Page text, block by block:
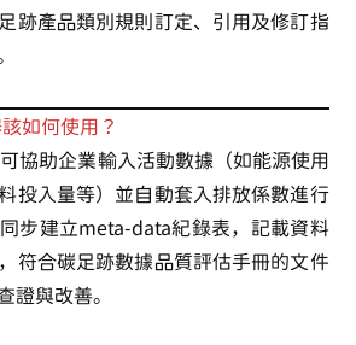
跡產品類別規則訂定、引用及修訂指
如何使用？
協助企業輸入活動數據（如能源使用
投入量等）並自動套入排放係數進行
步建立meta-data紀錄表，記載資料
符合碳足跡數據品質評估手冊的文件
證與改善。